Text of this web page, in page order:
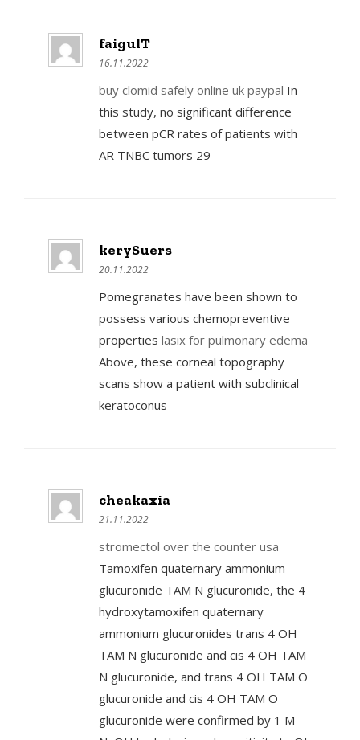
faigulT
16.11.2022
buy clomid safely online uk paypal In
this study, no significant difference
between pCR rates of patients with
AR TNBC tumors 29
kerySuers
20.11.2022
Pomegranates have been shown to
possess various chemopreventive
properties lasix for pulmonary edema
Above, these corneal topography
scans show a patient with subclinical
keratoconus
cheakaxia
21.11.2022
stromectol over the counter usa
Tamoxifen quaternary ammonium
glucuronide TAM N glucuronide, the 4
hydroxytamoxifen quaternary
ammonium glucuronides trans 4 OH
TAM N glucuronide and cis 4 OH TAM
N glucuronide, and trans 4 OH TAM O
glucuronide and cis 4 OH TAM O
glucuronide were confirmed by 1 M